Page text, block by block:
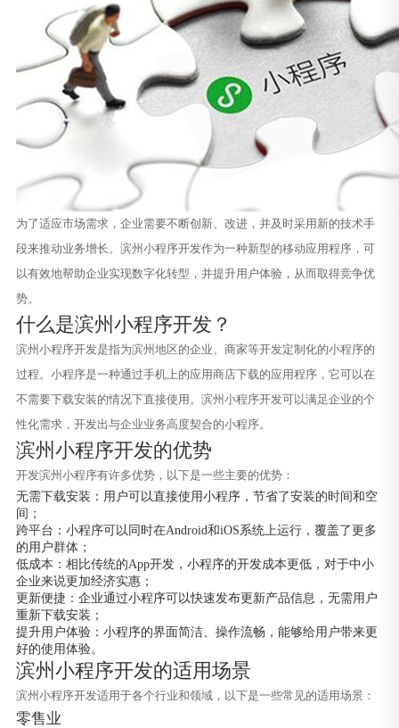
为了适应市场需求，企业需要不断创新、改进，并及时采用新的技术手
段来推动业务增长。滨州小程序开发作为一种新型的移动应用程序，可
以有效地帮助企业实现数字化转型，并提升用户体验，从而取得竞争优
势。
什么是滨州小程序开发？
滨州小程序开发是指为滨州地区的企业、商家等开发定制化的小程序的
过程。小程序是一种通过手机上的应用商店下载的应用程序，它可以在
不需要下载安装的情况下直接使用。滨州小程序开发可以满足企业的个
性化需求，开发出与企业业务高度契合的小程序。
滨州小程序开发的优势
开发滨州小程序有许多优势，以下是一些主要的优势：
无需下载安装：用户可以直接使用小程序，节省了安装的时间和空
间；
跨平台：小程序可以同时在Android和iOS系统上运行，覆盖了更多
的用户群体；
低成本：相比传统的App开发，小程序的开发成本更低，对于中小
企业来说更加经济实惠；
更新便捷：企业通过小程序可以快速发布更新产品信息，无需用户
重新下载安装；
提升用户体验：小程序的界面简洁、操作流畅，能够给用户带来更
好的使用体验。
滨州小程序开发的适用场景
滨州小程序开发适用于各个行业和领域，以下是一些常见的适用场景：
零售业